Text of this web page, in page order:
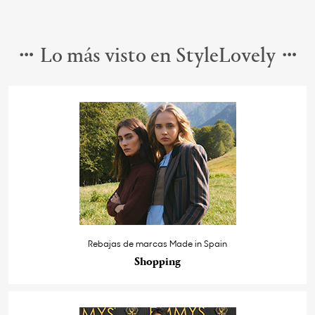
Lo más visto en StyleLovely
Rebajas de marcas Made in Spain
Shopping